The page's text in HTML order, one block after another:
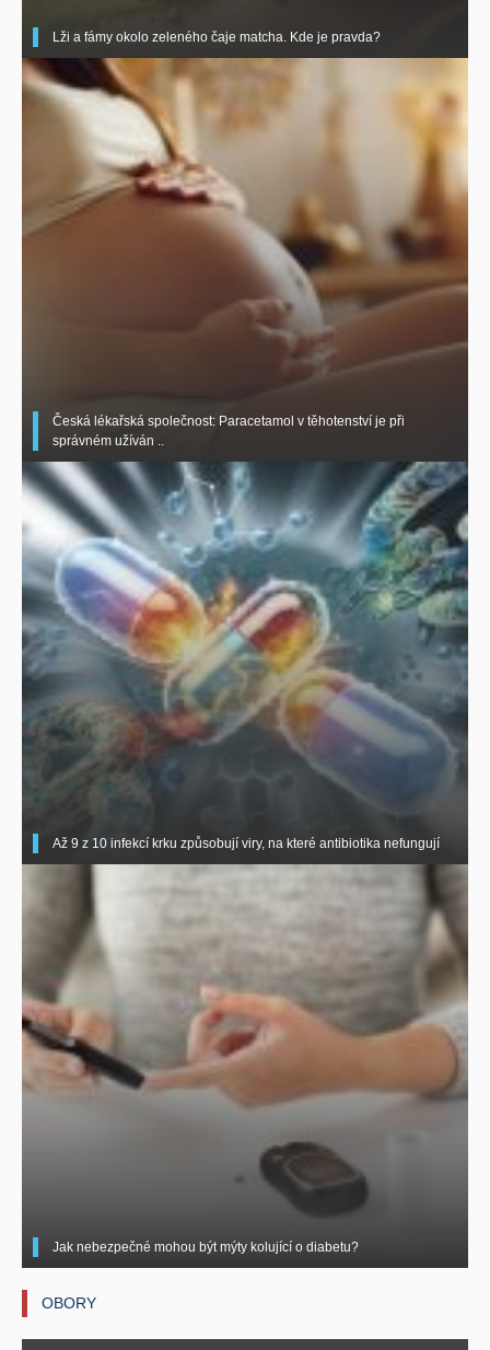
Lži a fámy okolo zeleného čaje matcha. Kde je pravda?
Česká lékařská společnost: Paracetamol v těhotenství je při
správném užíván ..
Až 9 z 10 infekcí krku způsobují viry, na které antibiotika nefungují
Jak nebezpečné mohou být mýty kolující o diabetu?
OBORY